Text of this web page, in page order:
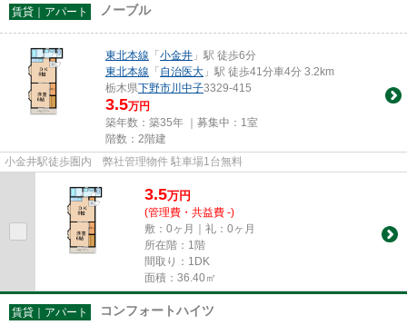
賃貸｜アパート ノーブル
東北本線 「小金井 」駅 徒歩6分
東北本線 「自治医大 」駅 徒歩41分車4分 3.2km
栃木県下野市川中子3329-415
3.5万円
築年数：築35年 ｜募集中： 1室
階数：2階建
小金井駅徒歩圏内 弊社管理物件 駐車場1台無料
3.5万円
(管理費・共益費 -)
敷：0ヶ月｜礼：0ヶ月
所在階：1階
間取り：1DK
面積：36.40㎡
賃貸｜アパート コンフォートハイツ